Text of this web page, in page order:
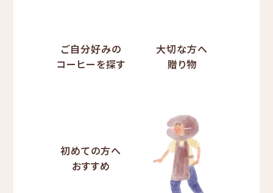
ご自分好みの
コーヒーを探す
大切な方へ
贈り物
初めての方へ
おすすめ